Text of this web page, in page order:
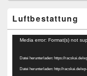
Luftbestattung
Video-
Media error: Format(s) not
Datei herunterladen: https://racskai.de/
Datei herunterladen: http://racskai.de/